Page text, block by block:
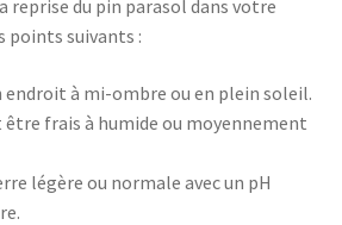
reprise du pin parasol dans votre
points suivants :
endroit à mi-ombre ou en plein soleil.
être frais à humide ou moyennement
légère ou normale avec un pH